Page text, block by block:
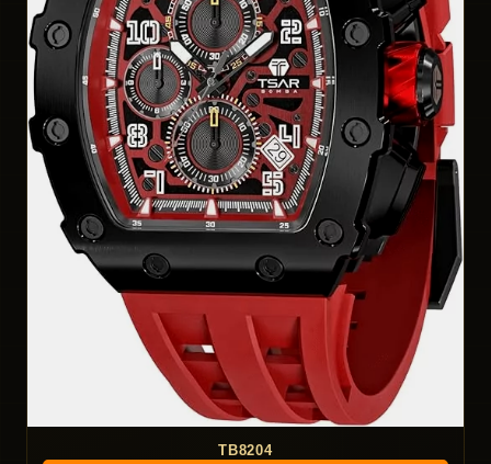
TB8204